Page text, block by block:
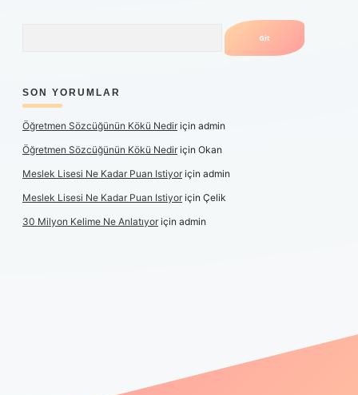
SON YORUMLAR
Öğretmen Sözcüğünün Kökü Nediriçin admin
Öğretmen Sözcüğünün Kökü Nediriçin Okan
Meslek Lisesi Ne Kadar Puan Istiyoriçin admin
Meslek Lisesi Ne Kadar Puan Istiyoriçin Çelik
30 Milyon Kelime Ne Anlatıyoriçin admin
elexbetgiris.org